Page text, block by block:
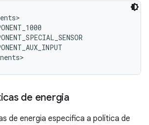
de energia
de energia especifica a política de